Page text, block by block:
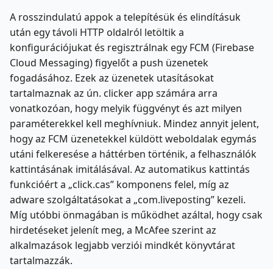
A rosszindulatú appok a telepítésük és elindításuk
után egy távoli HTTP oldalról letöltik a
konfigurációjukat és regisztrálnak egy FCM (Firebase
Cloud Messaging) figyelőt a push üzenetek
fogadásához. Ezek az üzenetek utasításokat
tartalmaznak az ún. clicker app számára arra
vonatkozóan, hogy melyik függvényt és azt milyen
paraméterekkel kell meghívniuk. Mindez annyit jelent,
hogy az FCM üzenetekkel küldött weboldalak egymás
utáni felkeresése a háttérben történik, a felhasználók
kattintásának imitálásával. Az automatikus kattintás
funkcióért a „click.cas” komponens felel, míg az
adware szolgáltatásokat a „com.liveposting” kezeli.
Míg utóbbi önmagában is működhet azáltal, hogy csak
hirdetéseket jelenít meg, a McAfee szerint az
alkalmazások legjabb verziói mindkét könyvtárat
tartalmazzák.